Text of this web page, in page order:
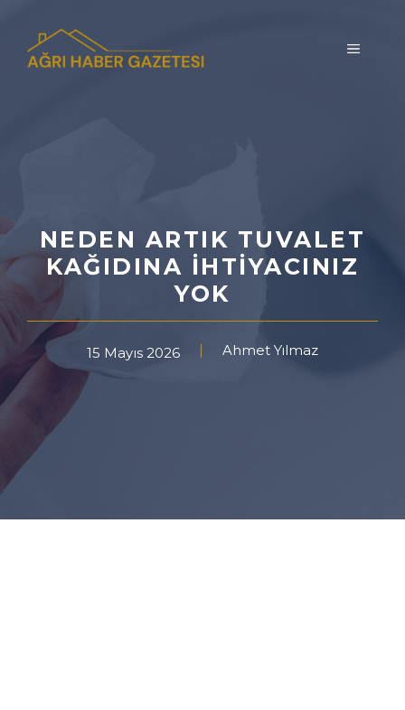
MENÜ
NEDEN ARTIK TUVALET
KAĞIDINA İHTIYACINIZ
YOK
15 Mayıs 2026 Ahmet Yılmaz